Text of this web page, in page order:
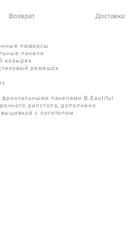
Возврат Доставка
люверсы
панели
козырек
ремешок
панелями B.Eautiful.
рипстопа, дополнено
с логотипом.